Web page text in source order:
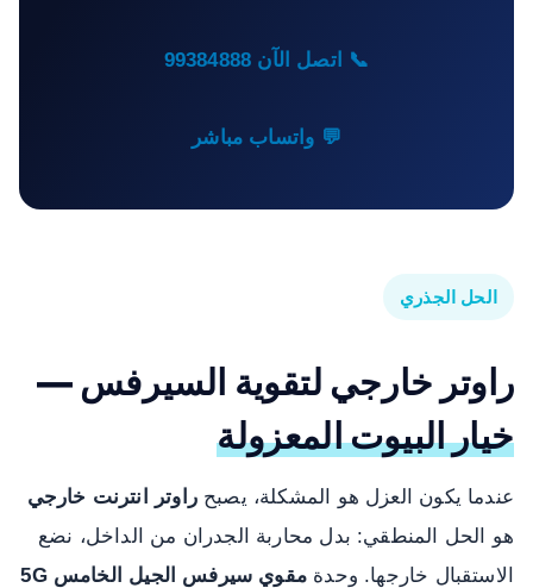
📞 اتصل الآن 99384888
💬 واتساب مباشر
الحل الجذري
راوتر خارجي لتقوية السيرفس —
خيار البيوت المعزولة
عندما يكون العزل هو المشكلة، يصبحراوتر انترنت خارجي
هو الحل المنطقي: بدل محاربة الجدران من الداخل، نضع
الاستقبال خارجها. وحدة
مقوي سيرفس الجيل الخامس 5G